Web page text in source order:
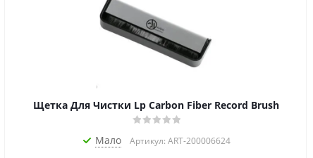
Щетка Для Чистки Lp Carbon Fiber Record Brush
Мало Артикул: ART-200006624